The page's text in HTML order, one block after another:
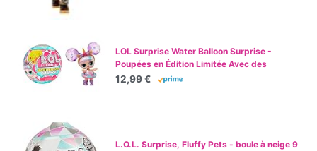
LOL Surprise Water Balloon Surprise -
Poupées en Édition Limitée Avec des
Cheveux en Forme de Ballons d’Eau -
12,99 €
L.O.L. Surprise, Fluffy Pets - boule à neige 9